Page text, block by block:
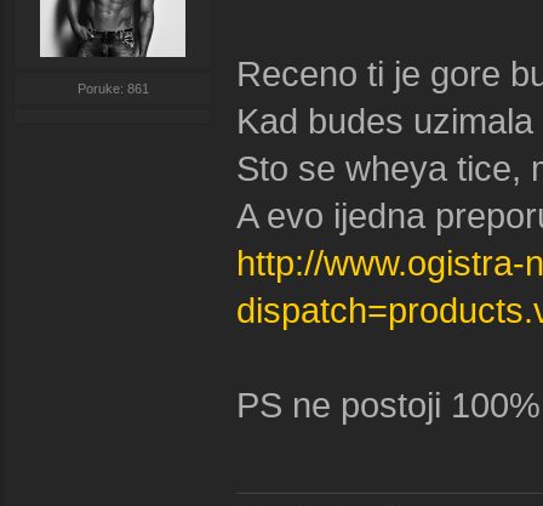
Poruke: 861
Receno ti je gore
Kad budes
Sto se wheya tice,
A evo ijedna
http://www.ogistra-
PS ne postoji